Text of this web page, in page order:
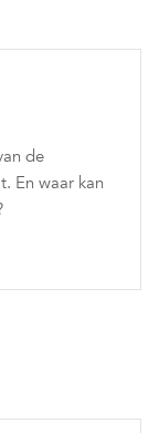
de
En waar kan